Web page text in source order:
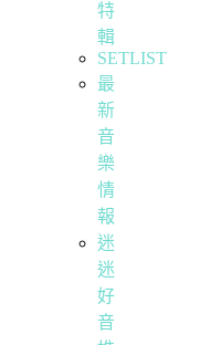
特
輯
SETLIST
最
新
音
樂
情
報
迷
迷
好
音